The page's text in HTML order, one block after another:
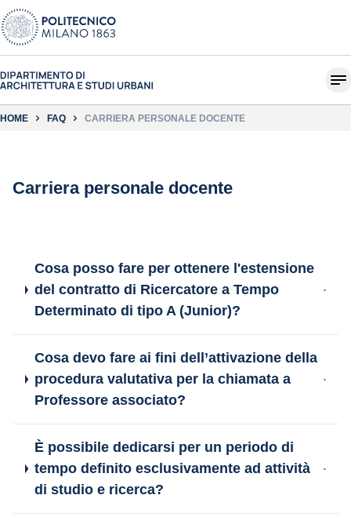
HOME FAQ CARRIERA PERSONALE DOCENTE
Carriera personale docente
Cosa posso fare per ottenere l'estensione
del contratto di Ricercatore a Tempo
Determinato di tipo A (Junior)?
Cosa devo fare ai fini dell’attivazione della
procedura valutativa per la chiamata a
Professore associato?
È possibile dedicarsi per un periodo di
tempo definito esclusivamente ad attività
di studio e ricerca?